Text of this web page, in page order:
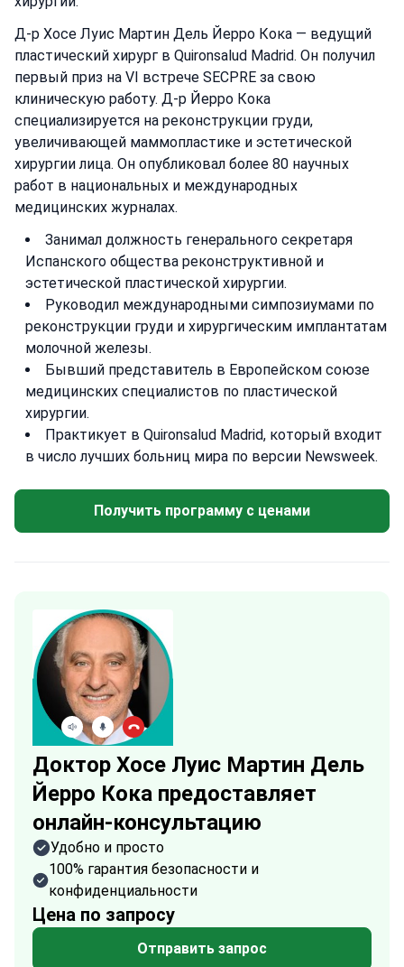
Д-р Хосе Луис Мартин Дель Йерро Кока — ведущий
пластический хирург в Quironsalud Madrid. Он получил
первый приз на VI встрече SECPRE за свою
клиническую работу. Д-р Йерро Кока
специализируется на реконструкции груди,
увеличивающей маммопластике и эстетической
хирургии лица. Он опубликовал более 80 научных
работ в национальных и международных
медицинских журналах.
Занимал должность генерального секретаря
Испанского общества реконструктивной и
эстетической пластической хирургии.
Руководил международными симпозиумами по
реконструкции груди и хирургическим имплантатам
молочной железы.
Бывший представитель в Европейском союзе
медицинских специалистов по пластической
хирургии.
Практикует в Quironsalud Madrid, который входит
в число лучших больниц мира по версии Newsweek.
Получить программу с ценами
Доктор Хосе Луис Мартин Дель
Йерро Кока предоставляет
онлайн-консультацию
Удобно и просто
100% гарантия безопасности и
конфиденциальности
Цена по запросу
Отправить запрос